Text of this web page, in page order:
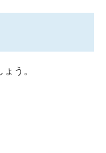
う。